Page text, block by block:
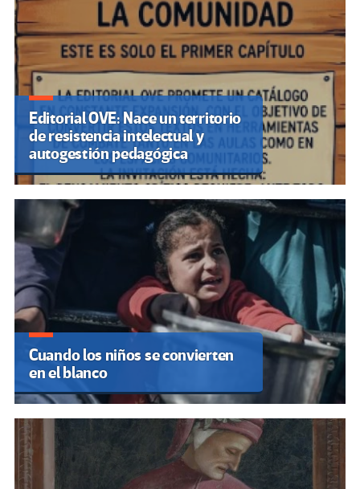
Editorial OVE: Nace un territorio
de resistencia intelectual y
autogestión pedagógica
Cuando los niños se convierten
en el blanco